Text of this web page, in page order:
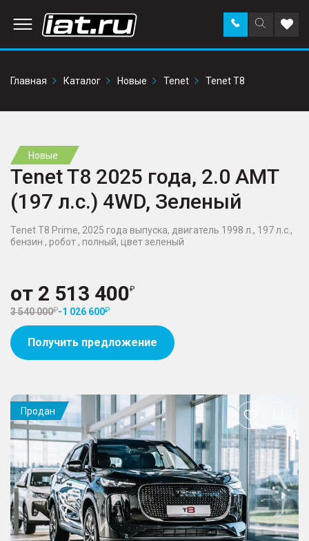
Поиск
по
Заказать
звонок в
Главная
Каталог Новые Tenet Tenet T8
Новые
Tenet T8 2025 года, 2.0 AMT
(197 л.с.) 4WD, Зеленый
Tenet T8 Prime, 2025 года выпуска, двигатель 1998 л., 197 л.с.,
бензин , робот , полный, цвет зеленый
от 2 513 400
3 540 000 -1 026 600
Получить предложение
Продан
Добавить
в
избранное